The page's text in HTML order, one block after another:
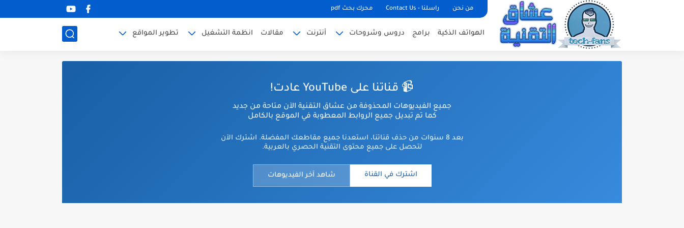
من نحن راسلنا - Contact Us محرك بحث pdf
الهواتف الذكية برامج دروس وشروحات أنترنت مقالات انظمة التشغيل تطوير المواقع
📹 قناتنا على YouTube عادت!
جميع الفيديوهات المحذوفة من عشاق التقنية الآن متاحة من جديد
كما تم تبديل جميع الروابط المعطوبة في الموقع بالكامل
بعد 8 سنوات من حذف قناتنا، استعدنا جميع مقاطعك المفضلة. اشترك الآن
لتحصل على جميع محتوى التقنية الحصري بالعربية.
اشترك في القناة شاهد آخر الفيديوهات